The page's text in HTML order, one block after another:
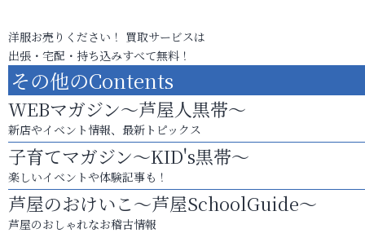
洋服お売りください！ 買取サービスは
出張・宅配・持ち込みすべて無料！
その他のContents
WEBマガジン～芦屋人黒帯～
新店やイベント情報、最新トピックス
子育てマガジン～KID's黒帯～
楽しいイベントや体験記事も！
芦屋のおけいこ～芦屋SchoolGuide～
芦屋のおしゃれなお稽古情報